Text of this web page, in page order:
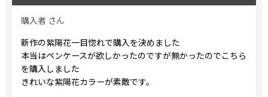
購入者 さん
新作の紫陽花一目惚れで購入を決めました
本当はペンケースが欲しかったのですが無かったのでこちら
を購入しました
きれいな紫陽花カラーが素敵です。